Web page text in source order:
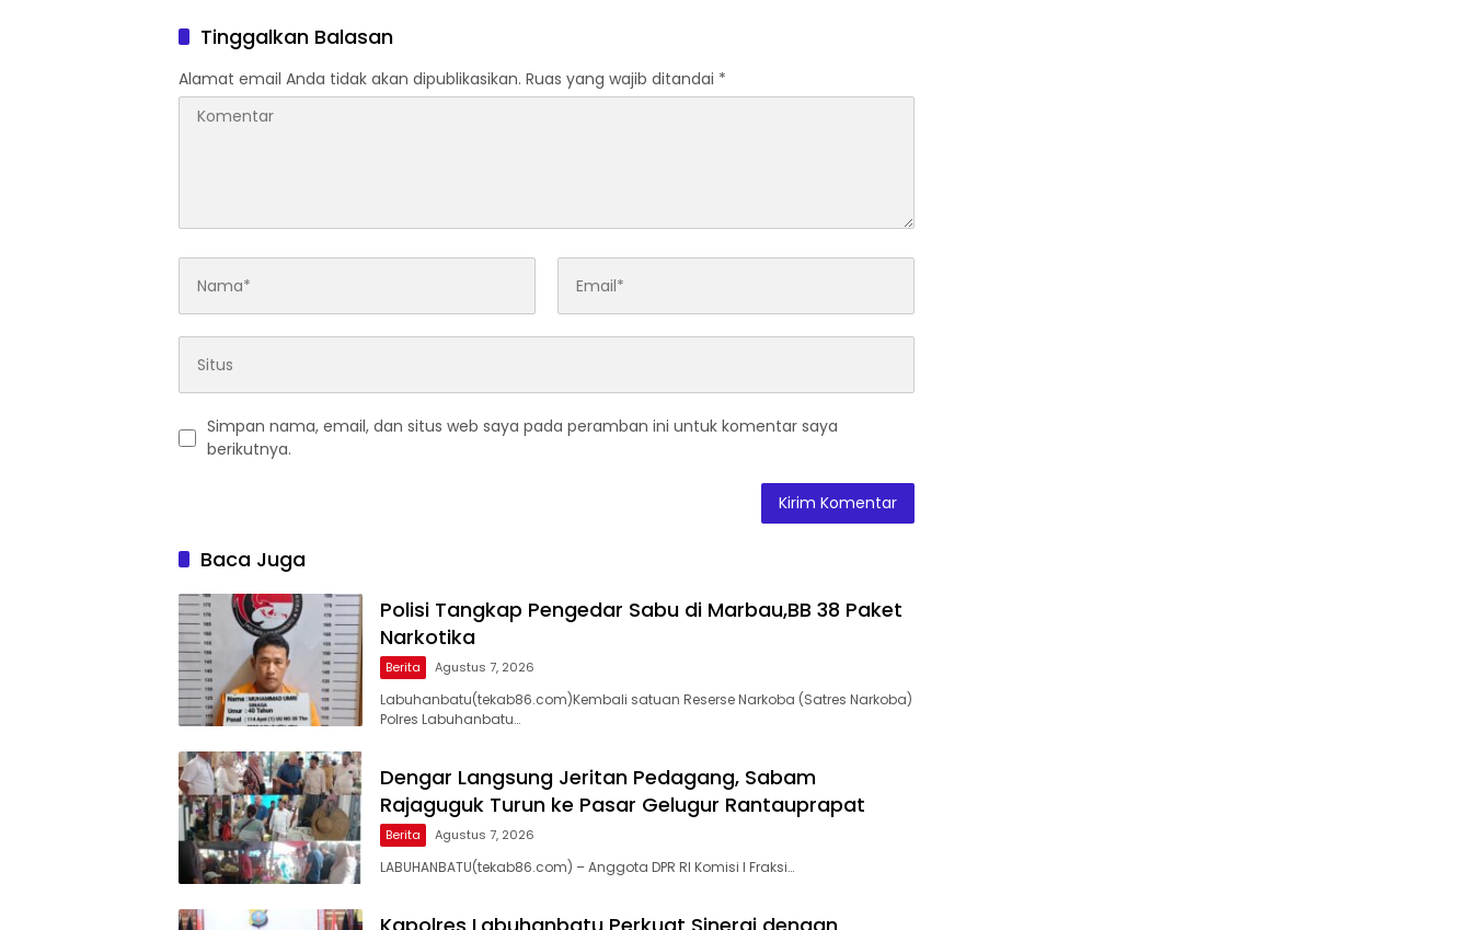
Tinggalkan Balasan
Alamat email Anda tidak akan dipublikasikan. Ruas yang wajib ditandai *
Simpan nama, email, dan situs web saya pada peramban ini untuk komentar saya
berikutnya.
Baca Juga
Polisi Tangkap Pengedar Sabu di Marbau,BB 38 Paket
Narkotika
Berita Agustus 7, 2026
Labuhanbatu(tekab86.com)Kembali satuan Reserse Narkoba (Satres Narkoba)
Polres Labuhanbatu…
Dengar Langsung Jeritan Pedagang, Sabam
Rajaguguk Turun ke Pasar Gelugur Rantauprapat
Berita Agustus 7, 2026
LABUHANBATU(tekab86.com) – Anggota DPR RI Komisi I Fraksi…